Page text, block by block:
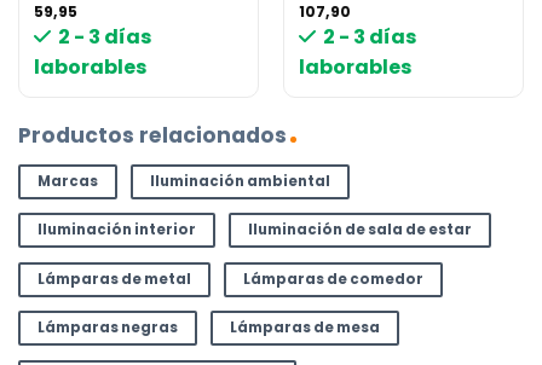
59,95
2 - 3 días
laborables
107,90
2 - 3 días
laborables
Productos relacionados
Marcas Iluminación ambiental
Iluminación interior Iluminación de sala de estar
Lámparas de metal Lámparas de comedor
Lámparas negras Lámparas de mesa